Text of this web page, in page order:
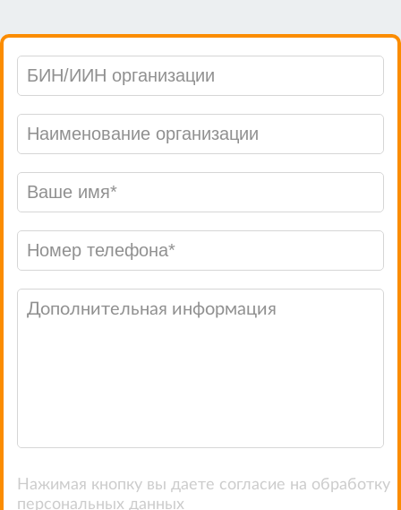
Нажимая кнопку вы даете согласие на обработку
персональных данных